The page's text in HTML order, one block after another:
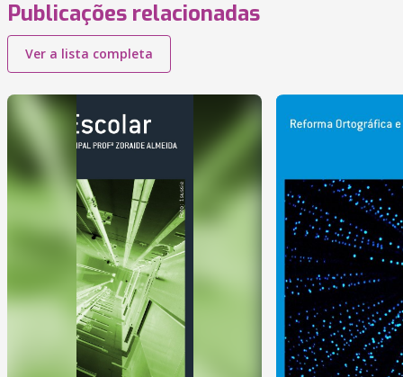
Publicações relacionadas
Ver a lista completa